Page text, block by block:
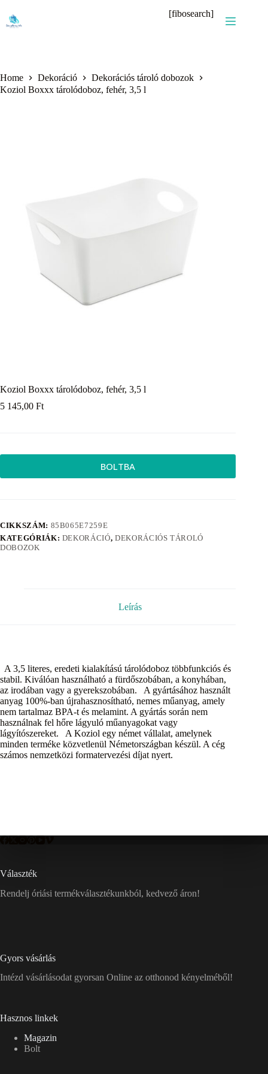
content
[fibosearch]
Home Dekoráció
Dekorációs tároló dobozok
Koziol Boxxx tárolódoboz, fehér, 3,5 l
Koziol Boxxx tárolódoboz, fehér, 3,5 l
5 145,00 Ft
BOLTBA
CIKKSZÁM: 85B065E7259E
KATEGÓRIÁK: DEKORÁCIÓ, DEKORÁCIÓS TÁROLÓ
DOBOZOK
Leírás
A 3,5 literes, eredeti kialakítású tárolódoboz többfunkciós és
stabil. Kiválóan használható a fürdőszobában, a konyhában,
az irodában vagy a gyerekszobában. A gyártásához használt
anyag 100%-ban újrahasznosítható, nemes műanyag, amely
nem tartalmaz BPA-t és melamint. A gyártás során nem
használnak fel hőre lágyuló műanyagokat vagy
lágyítószereket. A Koziol egy német vállalat, amelynek
minden terméke közvetlenül Németországban készül. A cég
számos nemzetközi formatervezési díjat nyert.
Választék
Rendelj óriási termékválasztékunkból, kedvező áron!
Gyors vásárlás
Intézd vásárlásodat gyorsan Online az otthonod kényelméből!
Hasznos linkek
Magazin
Bolt